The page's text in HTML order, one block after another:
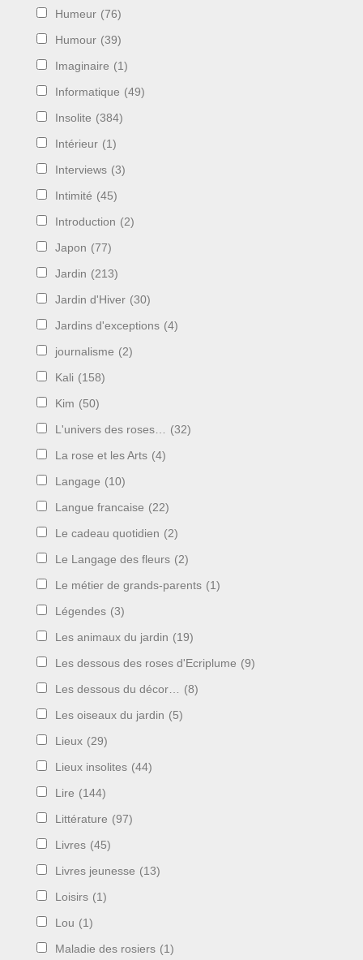
Humeur (76)
Humour (39)
Imaginaire (1)
Informatique (49)
Insolite (384)
Intérieur (1)
Interviews (3)
Intimité (45)
Introduction (2)
Japon (77)
Jardin (213)
Jardin d'Hiver (30)
Jardins d'exceptions (4)
journalisme (2)
Kali (158)
Kim (50)
L'univers des roses… (32)
La rose et les Arts (4)
Langage (10)
Langue francaise (22)
Le cadeau quotidien (2)
Le Langage des fleurs (2)
Le métier de grands-parents (1)
Légendes (3)
Les animaux du jardin (19)
Les dessous des roses d'Ecriplume (9)
Les dessous du décor… (8)
Les oiseaux du jardin (5)
Lieux (29)
Lieux insolites (44)
Lire (144)
Littérature (97)
Livres (45)
Livres jeunesse (13)
Loisirs (1)
Lou (1)
Maladie des rosiers (1)